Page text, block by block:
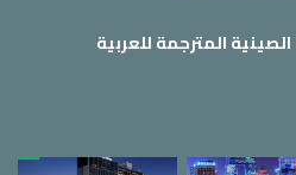
المترجمة للعربية